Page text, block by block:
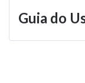
Guia do